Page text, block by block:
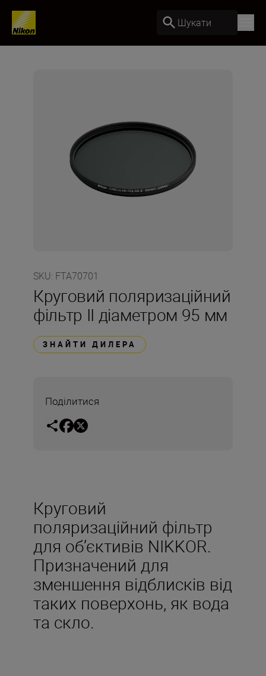
Шукати
SKU: FTA70701
Круговий поляризаційний
фільтр II діаметром 95 мм
ЗНАЙТИ ДИЛЕРА
Поділитися
Круговий
поляризаційний фільтр
для об’єктивів NIKKOR.
Призначений для
зменшення відблисків від
таких поверхонь, як вода
та скло.